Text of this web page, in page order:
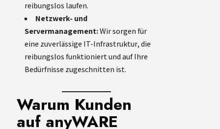
reibungslos laufen.
Netzwerk- und
Servermanagement:Wir sorgen für
eine zuverlässige IT-Infrastruktur, die
reibungslos funktioniert und auf Ihre
Bedürfnisse zugeschnitten ist.
Warum Kunden
auf anyWARE